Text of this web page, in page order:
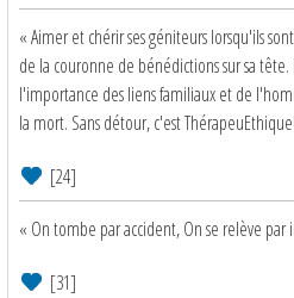
« Aimer et chérir ses géniteurs lorsqu'ils
de la couronne de bénédictions sur sa
l'importance des liens familiaux et de
la mort. Sans détour, c'est
[24]
« On tombe par accident, On se relève par
[31]